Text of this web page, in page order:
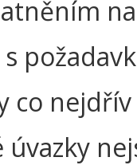
na
co